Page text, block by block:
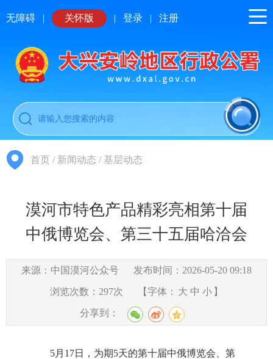
无障碍 | 关怀版 | 登录 | 注册
首页 / 新闻动态 / 基层动态
漠河市特色产品精彩亮相第十届
中俄博览会、第三十五届哈洽会
来源：中国漠河公众号 发布时间：2026-05-20 09:18
浏览次数： 297次 【字体： 大 中 小 】
分享到：
5月17日，为期5天的第十届中俄博览会、第